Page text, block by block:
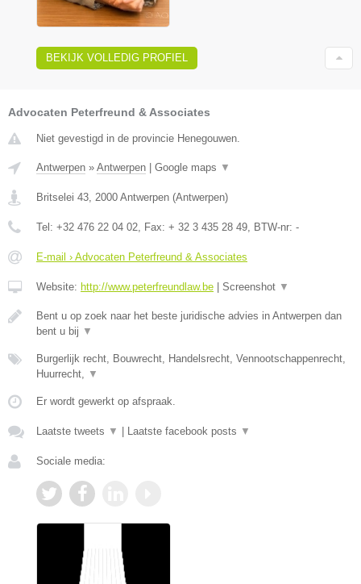
BEKIJK VOLLEDIG PROFIEL
Advocaten Peterfreund & Associates
Niet gevestigd in de provincie Henegouwen.
Antwerpen » Antwerpen Google maps ▼
Britselei 43 2000 Antwerpen (Antwerpen)
Tel: +32 476 22 04 02 , Fax: + 32 3 435 28 49 , BTW-nr: -
E-mail › Advocaten Peterfreund & Associates
Website: http://www.peterfreundlaw.be Screenshot ▼
Bent u op zoek naar het beste juridische advies in Antwerpen dan
bent u bij ▼
Burgerlijk recht, Bouwrecht, Handelsrecht, Vennootschappenrecht,
Huurrecht,
▼
Er wordt gewerkt op afspraak.
Laatste tweets ▼ Laatste facebook posts ▼
Sociale media: